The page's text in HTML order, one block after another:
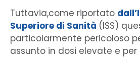
Tuttavia,come riportato
Superiore di Sanità (ISS)
particolarmente pericoloso
assunto in dosi elevate e per